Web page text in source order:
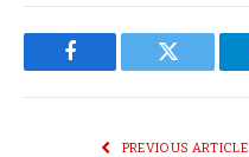
Facebook Twitter
PREVIOUS ARTICLE